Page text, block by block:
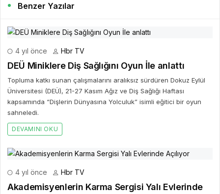
Benzer Yazılar
4 yıl önce Hbr TV
DEÜ Miniklere Diş Sağlığını Oyun İle anlattı
Topluma katkı sunan çalışmalarını aralıksız sürdüren Dokuz Eylül
Üniversitesi (DEÜ), 21-27 Kasım Ağız ve Diş Sağlığı Haftası
kapsamında “Dişlerin Dünyasına Yolculuk” isimli eğitici bir oyun
sahneledi.
DEVAMINI OKU
4 yıl önce Hbr TV
Akademisyenlerin Karma Sergisi Yalı Evlerinde